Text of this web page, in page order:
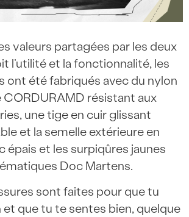
valeurs partagées par les deux
l’utilité et la fonctionnalité, les
ont été fabriqués avec du nylon
CORDURAMD résistant aux
une tige en cuir glissant
et la semelle extérieure en
épais et les surpiqûres jaunes
Doc Martens.
sont faites pour que tu
et que tu te sentes bien, quelque